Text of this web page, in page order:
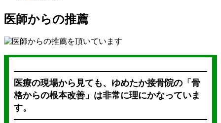
医師からの推薦
医療の現場から見ても、ゆめたか接骨院の「骨
格からの根本改善」は非常に理にかなっていま
す。